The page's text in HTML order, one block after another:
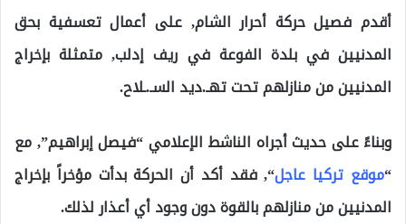
أقدم فصيل حركة أحرار الشام, على أعمال تعسفية بحق
المدنيين في بلدة الفوعة في ريف إدلب, متمثلة بإخراج
المدنيين من منازلهم تحت تهـ.ديد السـ.ـلاح.
وبناءً على حديث أجراه الناشط الإعلامي “فيصل إبراهيم”, مع
“موقع تركيا عاجل“, فقد أكد أن الحركة بدأت مؤخراً بإخراج
المدنيين من منازلهم بالقوة دون وجود أي أعذار لذلك.